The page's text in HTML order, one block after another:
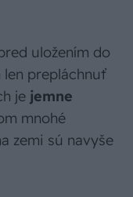
uložením do
prepláchnuť
je jemne
mnohé
zemi sú navyše